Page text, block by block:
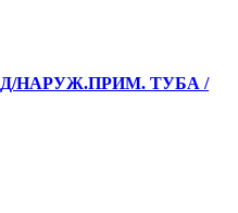
Д/НАРУЖ.ПРИМ. ТУБА /